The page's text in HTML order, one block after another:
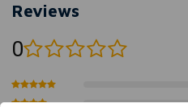
Reviews
0